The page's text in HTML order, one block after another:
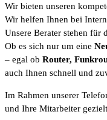
Wir bieten unseren
Wir helfen Ihnen bei
Unsere Berater stehen für
Ob es sich nur um eine
– egal ob Router,
auch Ihnen schnell und
Im Rahmen unserer
und Ihre Mitarbeiter